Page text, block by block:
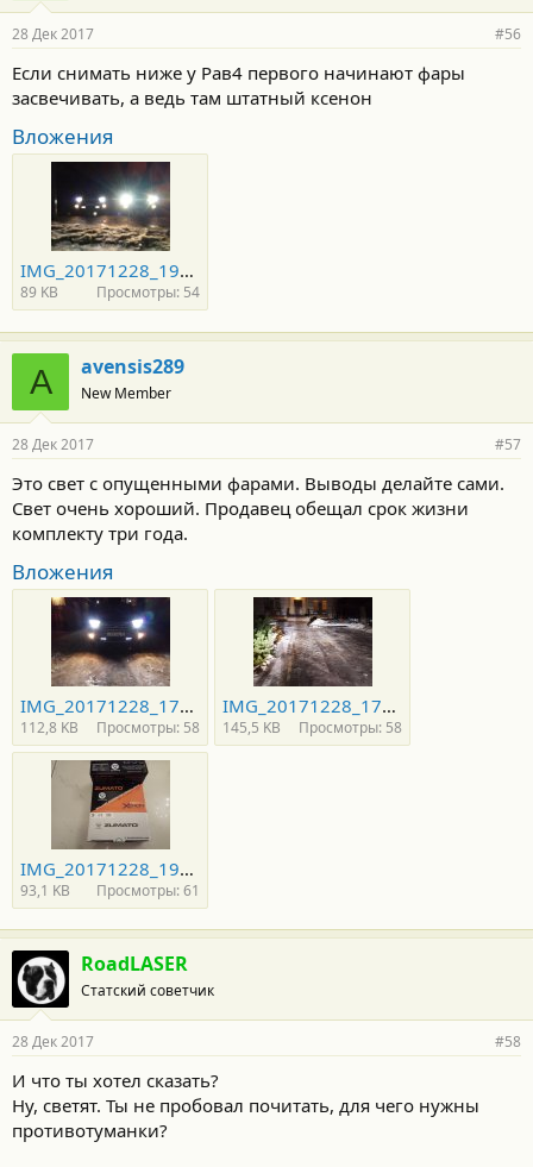
28 Дек 2017 #56
Если снимать ниже у Рав4 первого начинают фары
засвечивать, а ведь там штатный ксенон
Вложения
IMG_20171228_193557 — копия.jpg
89 KB Просмотры: 54
A avensis289
New Member
28 Дек 2017 #57
Это свет с опущенными фарами. Выводы делайте сами.
Свет очень хороший. Продавец обещал срок жизни
комплекту три года.
Вложения
IMG_20171228_175742 — копия.jpg
112,8 KB Просмотры: 58
IMG_20171228_175751 — копия.jpg
145,5 KB Просмотры: 58
IMG_20171228_193950 — копия.jpg
93,1 KB Просмотры: 61
RoadLASER
Статский советчик
28 Дек 2017 #58
И что ты хотел сказать?
Ну, светят. Ты не пробовал почитать, для чего нужны
противотуманки?